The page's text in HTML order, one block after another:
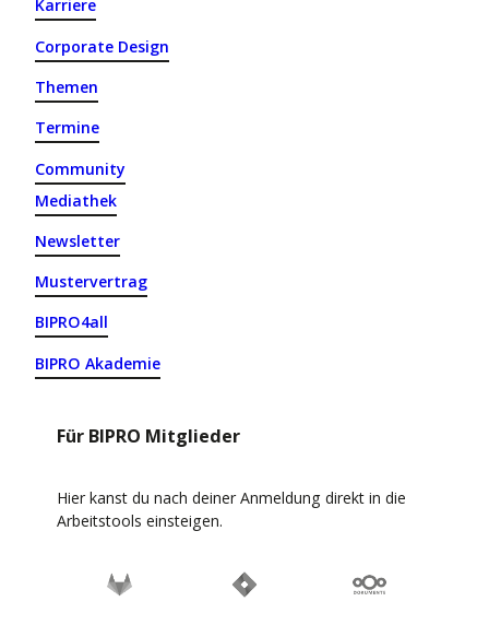
Karriere
Corporate Design
Themen
Termine
Community
Mediathek
Newsletter
Mustervertrag
BIPRO4all
BIPRO Akademie
Für BIPRO Mitglieder
Hier kanst du nach deiner Anmeldung direkt in die
Arbeitstools einsteigen.